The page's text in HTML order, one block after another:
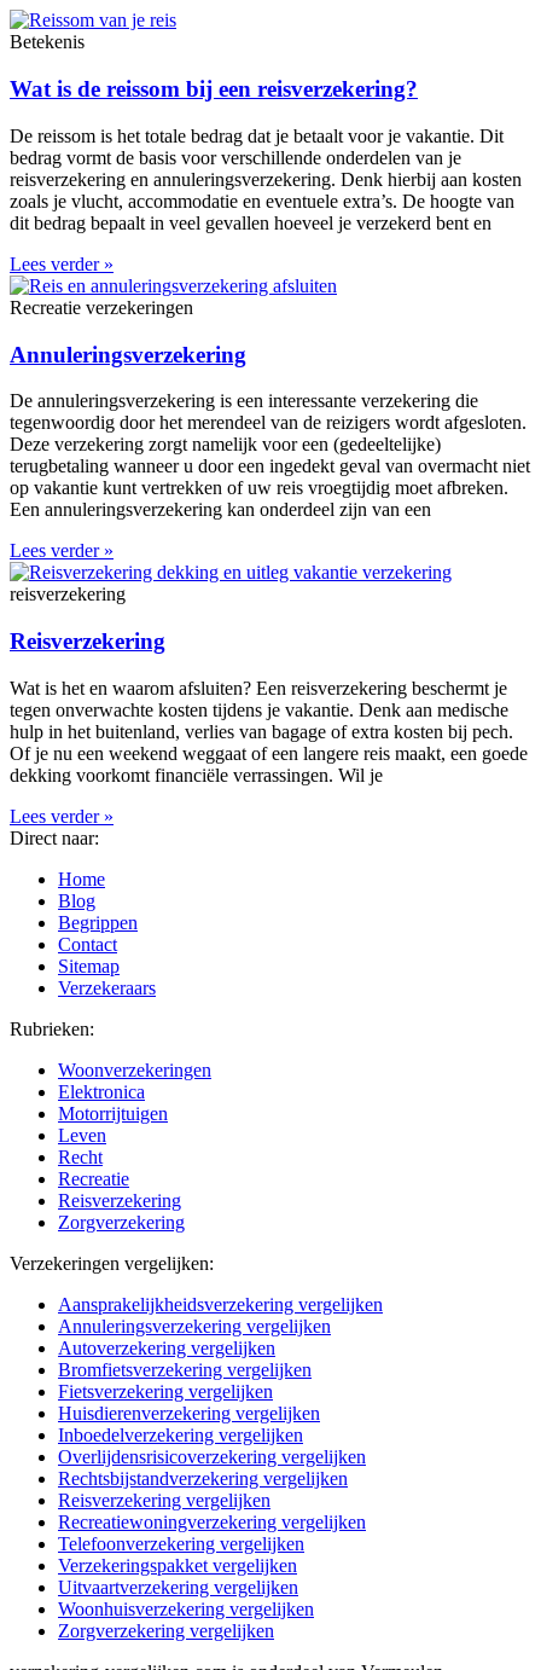
Betekenis
Wat is de reissom bij een reisverzekering?
De reissom is het totale bedrag dat je betaalt voor je vakantie. Dit
bedrag vormt de basis voor verschillende onderdelen van je
reisverzekering en annuleringsverzekering. Denk hierbij aan kosten
zoals je vlucht, accommodatie en eventuele extra’s. De hoogte van
dit bedrag bepaalt in veel gevallen hoeveel je verzekerd bent en
Lees verder »
Recreatie verzekeringen
Annuleringsverzekering
De annuleringsverzekering is een interessante verzekering die
tegenwoordig door het merendeel van de reizigers wordt afgesloten.
Deze verzekering zorgt namelijk voor een (gedeeltelijke)
terugbetaling wanneer u door een ingedekt geval van overmacht niet
op vakantie kunt vertrekken of uw reis vroegtijdig moet afbreken.
Een annuleringsverzekering kan onderdeel zijn van een
Lees verder »
reisverzekering
Reisverzekering
Wat is het en waarom afsluiten? Een reisverzekering beschermt je
tegen onverwachte kosten tijdens je vakantie. Denk aan medische
hulp in het buitenland, verlies van bagage of extra kosten bij pech.
Of je nu een weekend weggaat of een langere reis maakt, een goede
dekking voorkomt financiële verrassingen. Wil je
Lees verder »
Direct naar:
Home
Blog
Begrippen
Contact
Sitemap
Verzekeraars
Rubrieken:
Woonverzekeringen
Elektronica
Motorrijtuigen
Leven
Recht
Recreatie
Reisverzekering
Zorgverzekering
Verzekeringen vergelijken:
Aansprakelijkheidsverzekering vergelijken
Annuleringsverzekering vergelijken
Autoverzekering vergelijken
Bromfietsverzekering vergelijken
Fietsverzekering vergelijken
Huisdierenverzekering vergelijken
Inboedelverzekering vergelijken
Overlijdensrisicoverzekering vergelijken
Rechtsbijstandverzekering vergelijken
Reisverzekering vergelijken
Recreatiewoningverzekering vergelijken
Telefoonverzekering vergelijken
Verzekeringspakket vergelijken
Uitvaartverzekering vergelijken
Woonhuisverzekering vergelijken
Zorgverzekering vergelijken